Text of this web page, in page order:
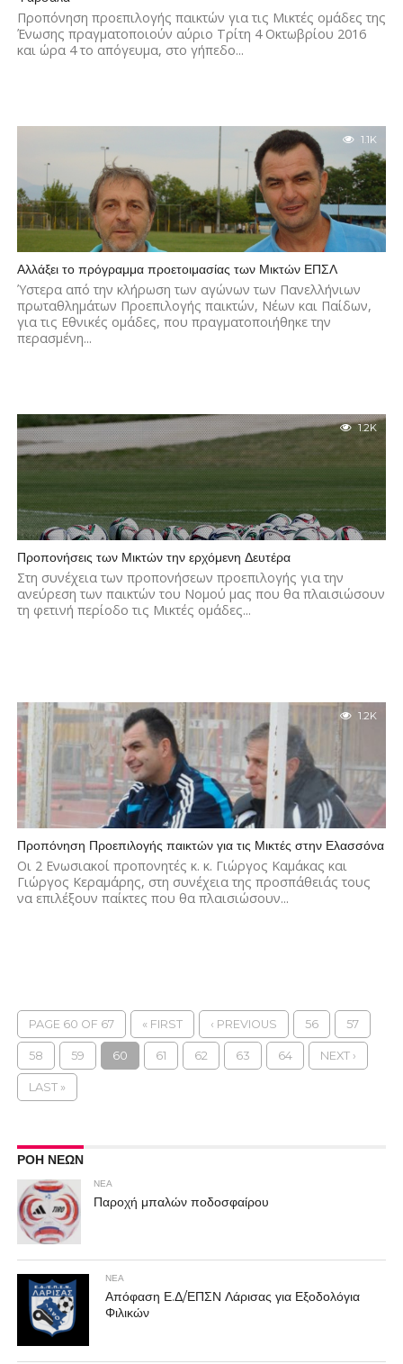
Προπόνηση προεπιλογής παικτών για τις Μικτές ομάδες της
Ένωσης πραγματοποιούν αύριο Τρίτη 4 Οκτωβρίου 2016
και ώρα 4 το απόγευμα, στο γήπεδο...
1.1K
Αλλάξει το πρόγραμμα προετοιμασίας των Μικτών ΕΠΣΛ
Ύστερα από την κλήρωση των αγώνων των Πανελλήνιων
πρωταθλημάτων Προεπιλογής παικτών, Νέων και Παίδων,
για τις Εθνικές ομάδες, που πραγματοποιήθηκε την
περασμένη...
1.2K
Προπονήσεις των Μικτών την ερχόμενη Δευτέρα
Στη συνέχεια των προπονήσεων προεπιλογής για την
ανεύρεση των παικτών του Νομού μας που θα πλαισιώσουν
τη φετινή περίοδο τις Μικτές ομάδες...
1.2K
Προπόνηση Προεπιλογής παικτών για τις Μικτές στην Ελασσόνα
Οι 2 Ενωσιακοί προπονητές κ. κ. Γιώργος Καμάκας και
Γιώργος Κεραμάρης, στη συνέχεια της προσπάθειάς τους
να επιλέξουν παίκτες που θα πλαισιώσουν...
PAGE 60 OF 67 « FIRST ‹ PREVIOUS 56 57
58 59 60 61 62 63 64 NEXT ›
LAST »
ΡΟΗ ΝΕΩΝ
ΝΕΑ
Παροχή μπαλών ποδοσφαίρου
ΝΕΑ
Απόφαση Ε.Δ/ΕΠΣΝ Λάρισας για Εξοδολόγια
Φιλικών